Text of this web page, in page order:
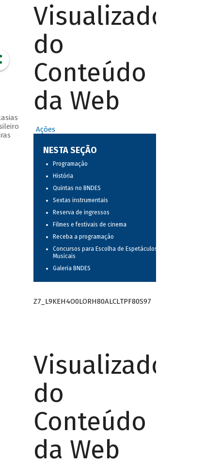
Visualizador
do
Conteúdo
da Web
Ações
NESTA SEÇÃO
Programação
História
Quintas no BNDES
Sextas instrumentais
Reserva de ingressos
Filmes e festivais de cinema
Receba a programação
Concursos para Escolha de Espetáculos
Musicais
Galeria BNDES
Z7_L9KEH4O0LORH80ALCLTPF80S97
Visualizador
do
Conteúdo
da Web